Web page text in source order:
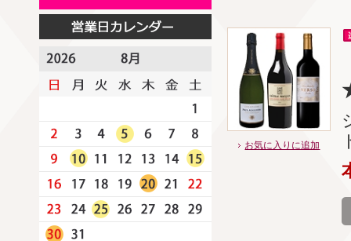
お気に入りに追加